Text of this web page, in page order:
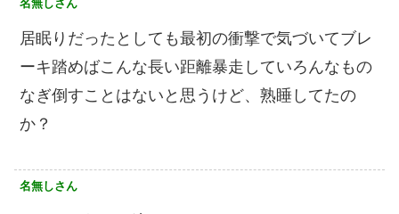
名無しさん
居眠りだったとしても最初の衝撃で気づいてブレ
ーキ踏めばこんな長い距離暴走していろんなもの
なぎ倒すことはないと思うけど、熟睡してたの
か？
名無しさん